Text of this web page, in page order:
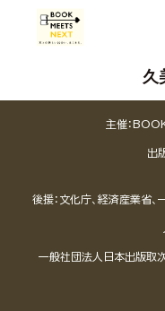
久
主催：
出
後援：文化庁、経済産業省
一般社団法人日本出版取